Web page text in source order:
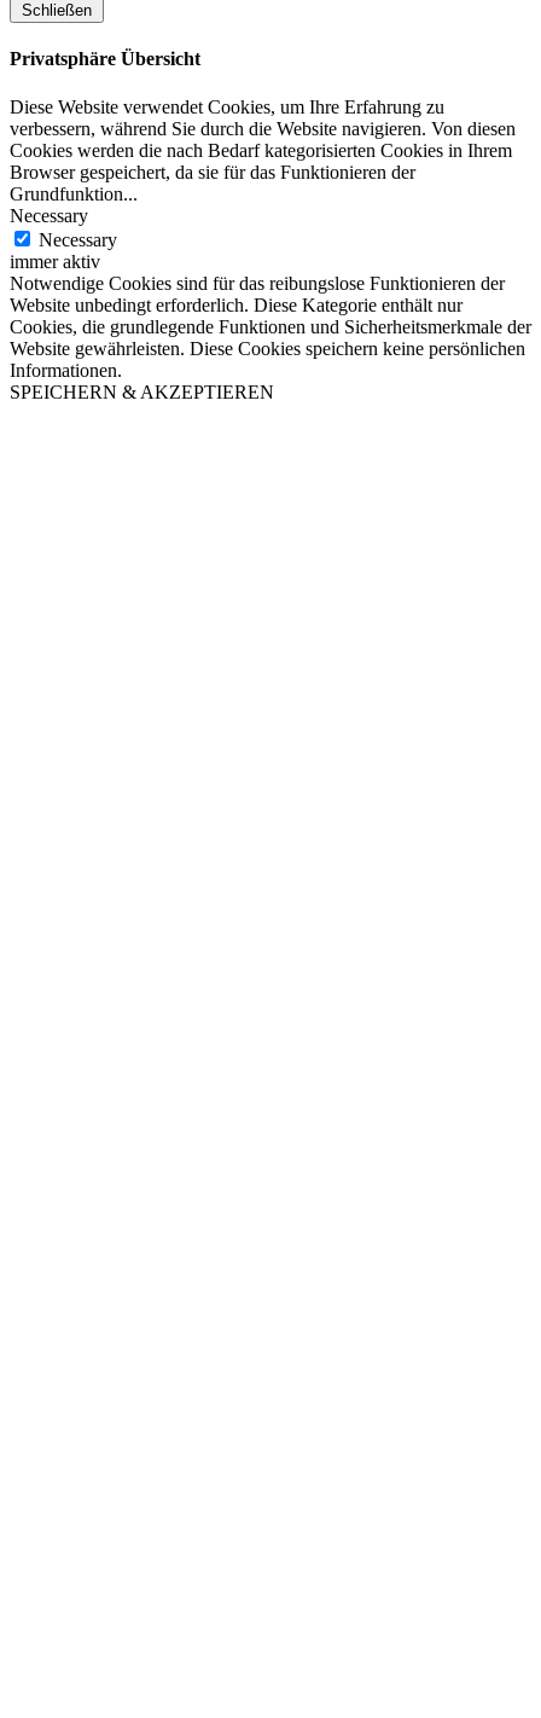
Schließen
Privatsphäre Übersicht
Diese Website verwendet Cookies, um Ihre Erfahrung zu
verbessern, während Sie durch die Website navigieren. Von diesen
Cookies werden die nach Bedarf kategorisierten Cookies in Ihrem
Browser gespeichert, da sie für das Funktionieren der
Grundfunktion...
Necessary
Necessary
immer aktiv
Notwendige Cookies sind für das reibungslose Funktionieren der
Website unbedingt erforderlich. Diese Kategorie enthält nur
Cookies, die grundlegende Funktionen und Sicherheitsmerkmale der
Website gewährleisten. Diese Cookies speichern keine persönlichen
Informationen.
SPEICHERN & AKZEPTIEREN